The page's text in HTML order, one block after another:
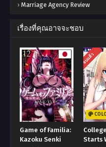
ตอนที่ 33
ตอนที่ 31
กันยายน 7, 2025
ตอนที่ 29
กันยายน 7, 2025
ตอนที่ 27
กันยายน 7, 2025
ตอนที่ 25
กันยายน 7, 2025
› Marriage Agency Review
เรื่องที่คุณอาจจะชอบ
Game of Familia:
Kazoku Senki
จบแล้ว
Starts